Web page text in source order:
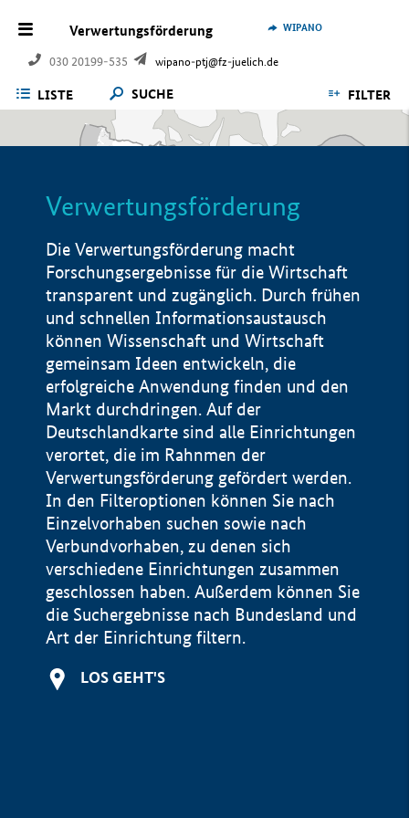
Verwertungsförderung
030 20199-535 wipano-ptj@fz-juelich.de
WIPANO
LISTE SUCHE FILTER
Verwertungsförderung
Die Verwertungsförderung macht
Forschungsergebnisse für die Wirtschaft
transparent und zugänglich. Durch frühen
und schnellen Informationsaustausch
können Wissenschaft und Wirtschaft
gemeinsam Ideen entwickeln, die
erfolgreiche Anwendung finden und den
Markt durchdringen. Auf der
Deutschlandkarte sind alle Einrichtungen
verortet, die im Rahnmen der
Verwertungsförderung gefördert werden.
In den Filteroptionen können Sie nach
Einzelvorhaben suchen sowie nach
Verbundvorhaben, zu denen sich
verschiedene Einrichtungen zusammen
geschlossen haben. Außerdem können Sie
die Suchergebnisse nach Bundesland und
Art der Einrichtung filtern.
LOS GEHT'S